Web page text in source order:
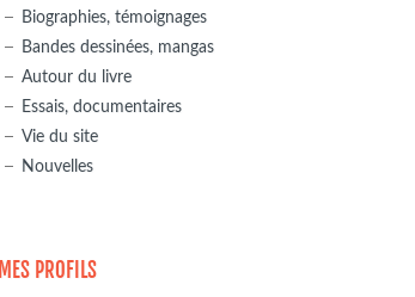
Biographies, témoignages
Bandes dessinées, mangas
Autour du livre
Essais, documentaires
Vie du site
Nouvelles
MES PROFILS